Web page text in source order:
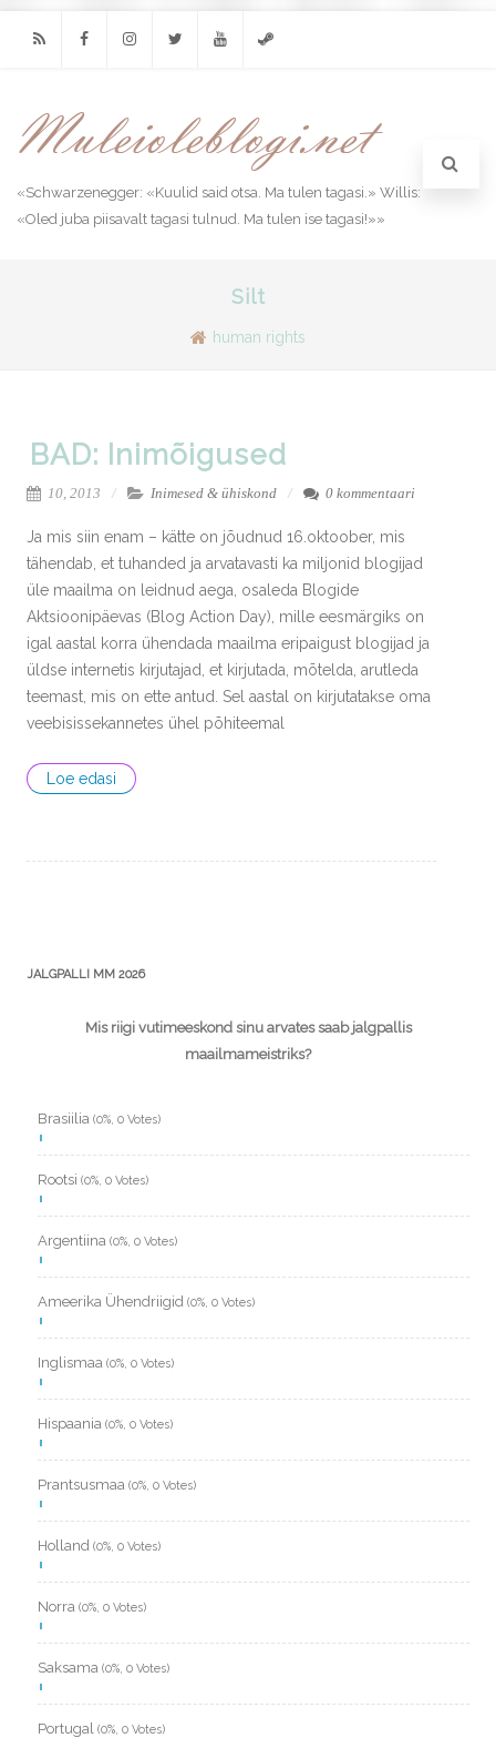
«Schwarzenegger: «Kuulid said otsa. Ma tulen tagasi.» Willis:
«Oled juba piisavalt tagasi tulnud. Ma tulen ise tagasi!»»
Silt
human rights
BAD: Inimõigused
10, 2013 Inimesed & ühiskond 0 kommentaari
Ja mis siin enam – kätte on jõudnud 16.oktoober, mis
tähendab, et tuhanded ja arvatavasti ka miljonid blogijad
üle maailma on leidnud aega, osaleda Blogide
Aktsioonipäevas (Blog Action Day), mille eesmärgiks on
igal aastal korra ühendada maailma eripaigust blogijad ja
üldse internetis kirjutajad, et kirjutada, mõtelda, arutleda
teemast, mis on ette antud. Sel aastal on kirjutatakse oma
veebisissekannetes ühel põhiteemal
Loe edasi
JALGPALLI MM 2026
Mis riigi vutimeeskond sinu arvates saab jalgpallis
maailmameistriks?
Brasiilia (0%, 0 Votes)
Rootsi (0%, 0 Votes)
Argentiina (0%, 0 Votes)
Ameerika Ühendriigid (0%, 0 Votes)
Inglismaa (0%, 0 Votes)
Hispaania (0%, 0 Votes)
Prantsusmaa (0%, 0 Votes)
Holland (0%, 0 Votes)
Norra (0%, 0 Votes)
Saksama (0%, 0 Votes)
Portugal (0%, 0 Votes)